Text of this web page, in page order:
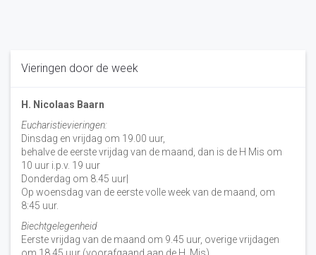
Vieringen door de week
H. Nicolaas Baarn
Eucharistievieringen:
Dinsdag en vrijdag om 19.00 uur,
behalve de eerste vrijdag van de maand, dan is de H Mis om
10 uur i.p.v. 19 uur
Donderdag om 8.45 uur|
Op woensdag van de eerste volle week van de maand, om
8:45 uur.
Biechtgelegenheid
Eerste vrijdag van de maand om 9.45 uur, overige vrijdagen